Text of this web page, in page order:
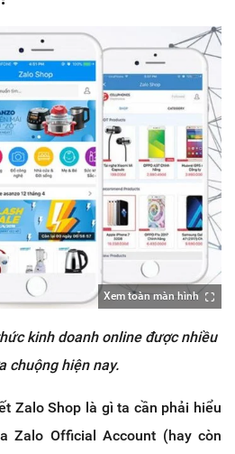
Xem toàn màn hình
kinh doanh online được nhiều
chuộng hiện nay.
Zalo Shop là gì ta cần phải hiểu
Zalo Official Account (hay còn